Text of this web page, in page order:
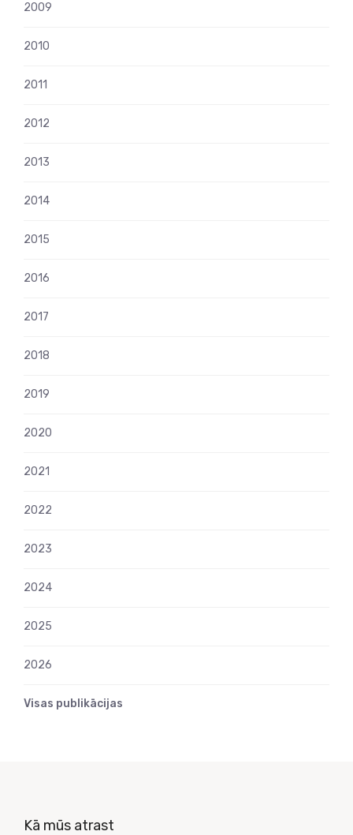
2009
2010
2011
2012
2013
2014
2015
2016
2017
2018
2019
2020
2021
2022
2023
2024
2025
2026
Visas publikācijas
Kā mūs atrast